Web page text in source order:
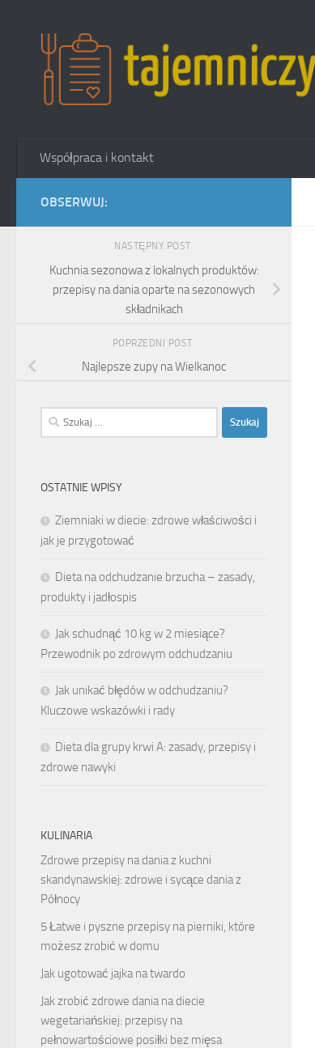
Współpraca i kontakt
OBSERWUJ:
NASTĘPNY POST
Kuchnia sezonowa z lokalnych produktów:
przepisy na dania oparte na sezonowych
składnikach
POPRZEDNI POST
Najlepsze zupy na Wielkanoc
Szukaj:
OSTATNIE WPISY
Ziemniaki w diecie: zdrowe właściwości i
jak je przygotować
Dieta na odchudzanie brzucha – zasady,
produkty i jadłospis
Jak schudnąć 10 kg w 2 miesiące?
Przewodnik po zdrowym odchudzaniu
Jak unikać błędów w odchudzaniu?
Kluczowe wskazówki i rady
Dieta dla grupy krwi A: zasady, przepisy i
zdrowe nawyki
KULINARIA
Zdrowe przepisy na dania z kuchni
skandynawskiej: zdrowe i sycące dania z
Północy
5 Łatwe i pyszne przepisy na pierniki, które
możesz zrobić w domu
Jak ugotować jajka na twardo
Jak zrobić zdrowe dania na diecie
wegetariańskiej: przepisy na
pełnowartościowe posiłki bez mięsa